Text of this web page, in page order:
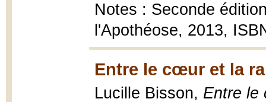
Notes : Seconde
l'Apothéose, 2013,
Entre le cœur et la
Lucille Bisson, Entre le